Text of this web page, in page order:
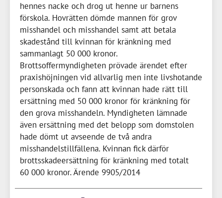
hennes nacke och drog ut henne ur barnens
förskola. Hovrätten dömde mannen för grov
misshandel och misshandel samt att betala
skadestånd till kvinnan för kränkning med
sammanlagt 50 000 kronor.
Brottsoffermyndigheten prövade ärendet efter
praxishöjningen vid allvarlig men inte livshotande
personskada och fann att kvinnan hade rätt till
ersättning med 50 000 kronor för kränkning för
den grova misshandeln. Myndigheten lämnade
även ersättning med det belopp som domstolen
hade dömt ut avseende de två andra
misshandelstillfällena. Kvinnan fick därför
brottsskadeersättning för kränkning med totalt
60 000 kronor. Ärende 9905/2014